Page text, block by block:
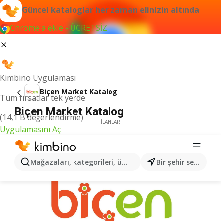
Güncel kataloglar her zaman elinizin altında
Chrome'a ekle - ÜCRETSİZ
Kimbino Uygulaması
Tüm fırsatlar tek yerde
(14,1 B değerlendirme)
Uygulamasını Aç
Mağazaları, kategorileri, ürünleri arayın... Bir şehir seçin
Biçen Market Katalog
Biçen Market Katalog
İLANLAR